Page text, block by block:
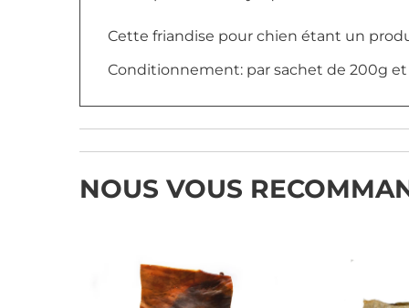
Cette friandise pour chien étant un
Conditionnement: par sachet de 200g
NOUS VOUS